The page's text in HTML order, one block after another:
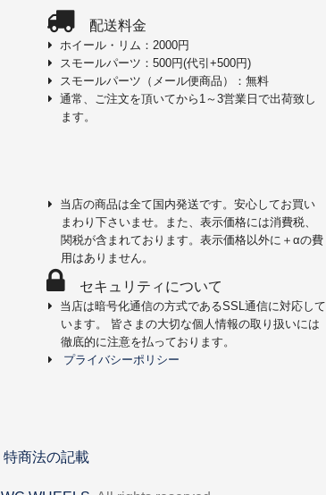
配送料金
ホイール・リム：2000円
スモールパーツ：500円(代引+500円)
スモールパーツ（メール便商品）：無料
通常、ご注文を頂いてから1～3営業日で出荷致し
ます。
当店の商品は全て国内発送です。安心してお買い
まわり下さいませ。また、表示価格には消費税、
関税が含まれております。表示価格以外に＋αの費
用はありません。
セキュリティについて
当店は暗号化通信の方式であるSSL通信に対応して
います。 皆さまの大切な個人情報の取り扱いには
徹底的に注意を払っております。
プライバシーポリシー
特商法の記載